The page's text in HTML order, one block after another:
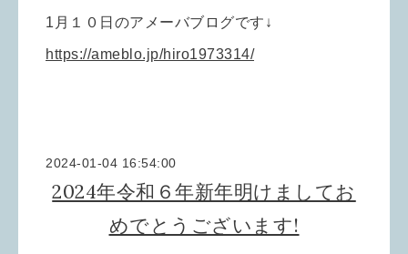
1月１０日のアメーバブログです↓
https://ameblo.jp/hiro1973314/
2024-01-04 16:54:00
2024年令和６年新年明けましてお
めでとうございます!